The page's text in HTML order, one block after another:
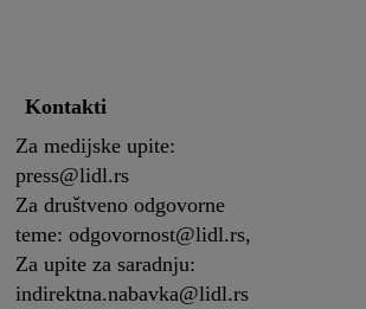
Kontakti
Za medijske upite:
press@lidl.rs
Za društveno odgovorne
teme: odgovornost@lidl.rs,
Za upite za saradnju:
indirektna.nabavka@lidl.rs